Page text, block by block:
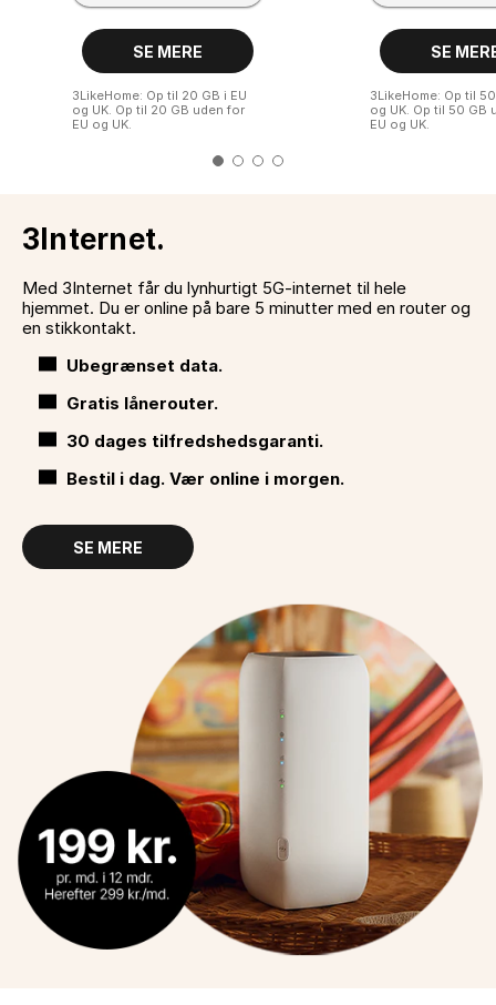
SE MERE
3LikeHome: Op til 20 GB i EU
og UK. Op til 20 GB uden for
EU og UK.
SE
3LikeHome: Op til
og UK. Op til 50 GB
3Internet.
Med 3Internet får du lynhurtigt 5G-internet til hele
hjemmet. Du er online på bare 5 minutter med en router og
en stikkontakt.
Ubegrænset data.
Gratis lånerouter.
30 dages tilfredshedsgaranti.
Bestil i dag. Vær online i morgen.
SE MERE